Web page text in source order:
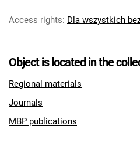
Access rights: Dla wszystkich
Object is located in the
Regional materials
Journals
MBP publications